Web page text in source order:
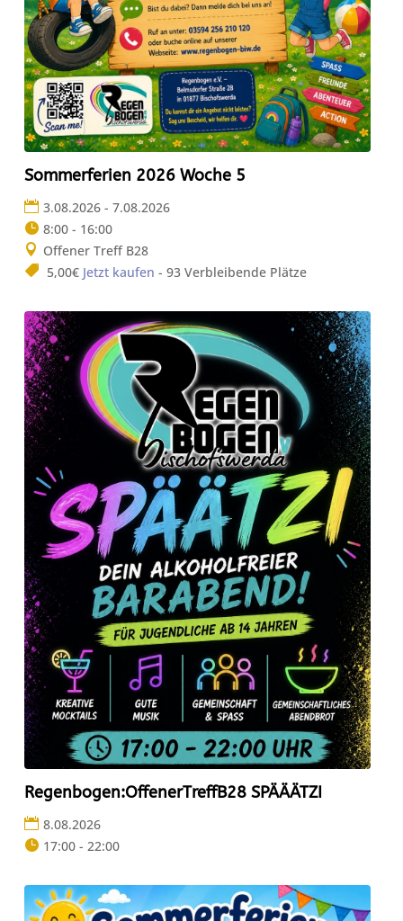
Sommerferien 2026 Woche 5
3.08.2026 - 7.08.2026
8:00 - 16:00
Offener Treff B28
5,00€ Jetzt kaufen - 93 Verbleibende Plätze
Regenbogen:OffenerTreffB28 SPÄÄÄTZI
8.08.2026
17:00 - 22:00